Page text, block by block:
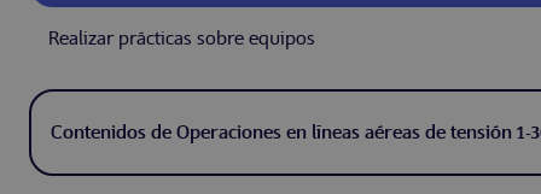
Realizar prácticas sobre equipos
Contenidos de Operaciones en líneas aéreas de tensión